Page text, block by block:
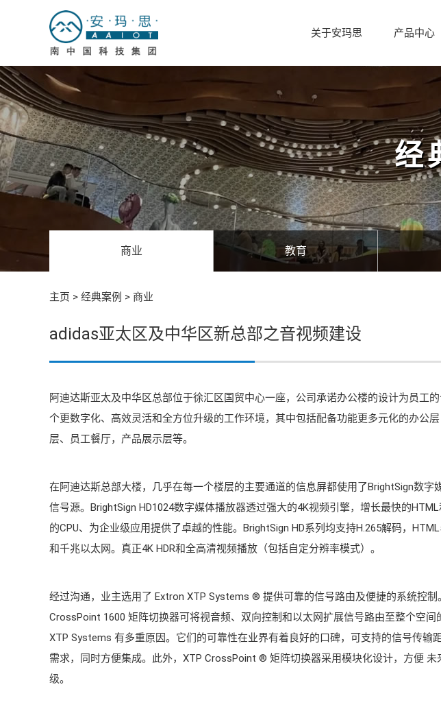
关于安玛思 产品中心
经
商业 教育
主页 > 经典案例 > 商业
adidas亚太区及中华区新总部之音视频建设
阿迪达斯亚太及中华区总部位于徐汇区国贸中心一座，公司承诺办公楼的设计为员工
个更数字化、高效灵活和全方位升级的工作环境，其中包括配备功能更多元化的办公
层、员工餐厅，产品展示层等。
在阿迪达斯总部大楼，几乎在每一个楼层的主要通道的信息屏都使用了BrightSign数字
信号源。BrightSign HD1024数字媒体播放器透过强大的4K视频引擎，增长最快的
的CPU、为企业级应用提供了卓越的性能。BrightSign HD系列均支持H.265解码，
和千兆以太网。真正4K HDR和全高清视频播放（包括自定分辨率模式）。
经过沟通，业主选用了 Extron XTP Systems ® 提供可靠的信号路由及便捷的系统控制
CrossPoint 1600 矩阵切换器可将视音频、双向控制和以太网扩展信号路由至整个空间
XTP Systems 有多重原因。它们的可靠性在业界有着良好的口碑，可支持的信号传输
需求，同时方便集成。此外，XTP CrossPoint ® 矩阵切换器采用模块化设计，方便 未
级。